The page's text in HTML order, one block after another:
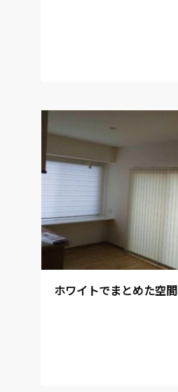
ホワイトでまとめた空間